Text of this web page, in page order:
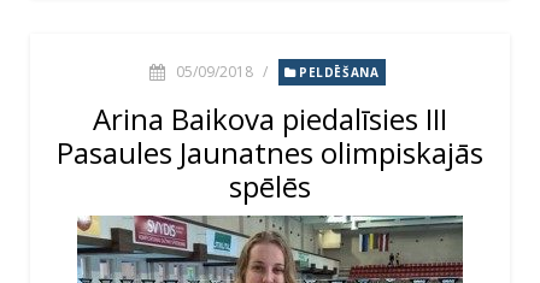
05/09/2018 / PELDĒŠANA
Arina Baikova piedalīsies III
Pasaules Jaunatnes olimpiskajās
spēlēs